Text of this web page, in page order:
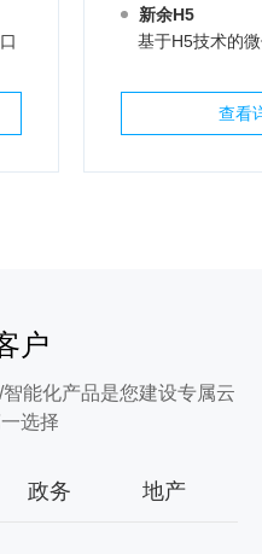
新余H5
基于H5技术的
查看
户
能化产品是您建设专属云
选择
政务 地产